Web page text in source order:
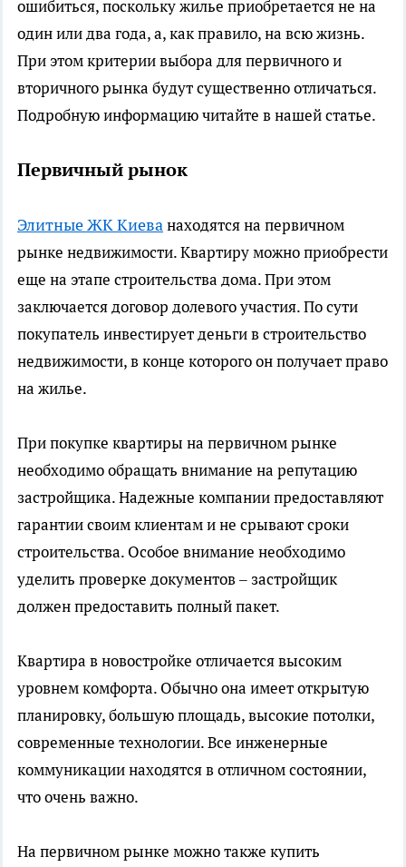
ошибиться, поскольку жилье приобретается не на
один или два года, а, как правило, на всю жизнь.
При этом критерии выбора для первичного и
вторичного рынка будут существенно отличаться.
Подробную информацию читайте в нашей статье.
Первичный рынок
Элитные ЖК Киеванаходятся на первичном
рынке недвижимости. Квартиру можно приобрести
еще на этапе строительства дома. При этом
заключается договор долевого участия. По сути
покупатель инвестирует деньги в строительство
недвижимости, в конце которого он получает право
на жилье.
При покупке квартиры на первичном рынке
необходимо обращать внимание на репутацию
застройщика. Надежные компании предоставляют
гарантии своим клиентам и не срывают сроки
строительства. Особое внимание необходимо
уделить проверке документов – застройщик
должен предоставить полный пакет.
Квартира в новостройке отличается высоким
уровнем комфорта. Обычно она имеет открытую
планировку, большую площадь, высокие потолки,
современные технологии. Все инженерные
коммуникации находятся в отличном состоянии,
что очень важно.
На первичном рынке можно также купить